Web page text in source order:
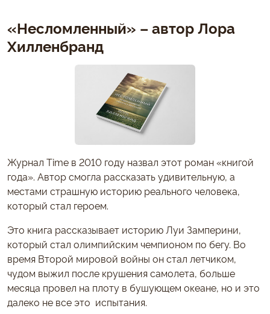
«Несломленный» – автор Лора
Хилленбранд
Журнал Time в 2010 году назвал этот роман «книгой
года». Автор смогла рассказать удивительную, а
местами страшную историю реального человека,
который стал героем.
Это книга рассказывает историю Луи Замперини,
который стал олимпийским чемпионом по бегу. Во
время Второй мировой войны он стал летчиком,
чудом выжил после крушения самолета, больше
месяца провел на плоту в бушующем океане, но и это
далеко не все это испытания.